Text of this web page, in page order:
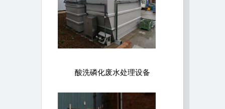
酸洗磷化废水处理设备